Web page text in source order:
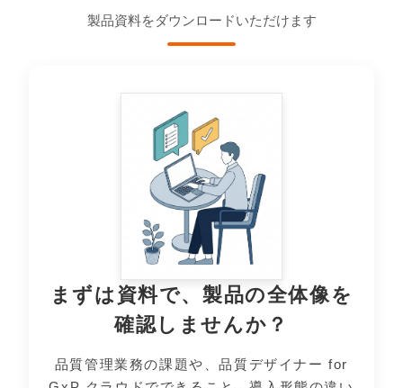
製品資料をダウンロードいただけます
まずは資料で、製品の全体像を
確認しませんか？
品質管理業務の課題や、品質デザイナー for